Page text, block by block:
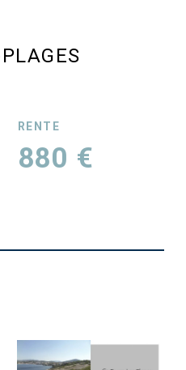
RENTE
880 €